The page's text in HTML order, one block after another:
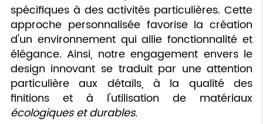
spécifiques à des activités particulières. Cette
approche personnalisée favorise la création
d'un environnement qui allie fonctionnalité et
élégance. Ainsi, notre engagement envers le
design innovant se traduit par une attention
particulière aux détails, à la qualité des
finitions et à l'utilisation de matériaux
écologiques et durables.